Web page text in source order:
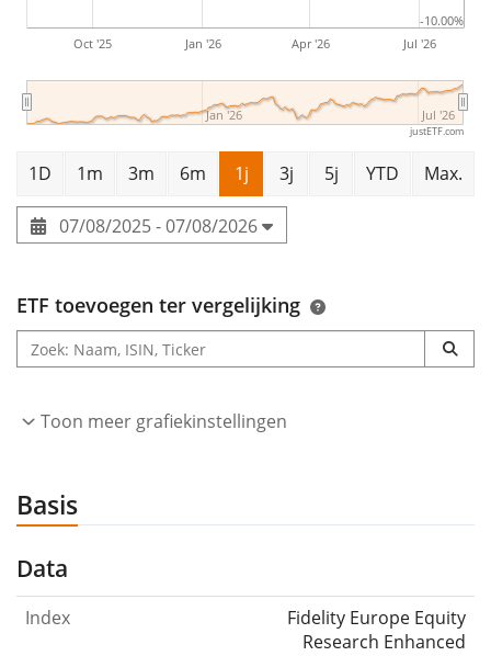
Oct '25 Jan '26 Apr '26 Jul '26
Jan '26 Jul '26
-10.00%
justETF.com
1D 1m 3m 6m 1j 3j 5j YTD Max.
07/08/2025 - 07/08/2026
ETF toevoegen ter vergelijking
Toon meer grafiekinstellingen
Basis
Data
Index
Fidelity Europe Equity
Research Enhanced